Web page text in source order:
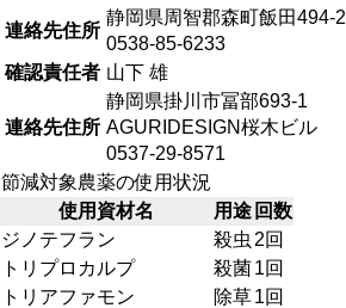
連絡先住所
静岡県周智郡森町飯田494-2
0538-85-6233
確認責任者 山下 雄
連絡先住所
静岡県掛川市冨部693-1
AGURIDESIGN桜木ビル
0537-29-8571
節減対象農薬の使用状況
使用資材名
用途 回数
ジノテフラン
殺虫 2回
トリプロカルプ
殺菌1回
トリアファモン
除草1回